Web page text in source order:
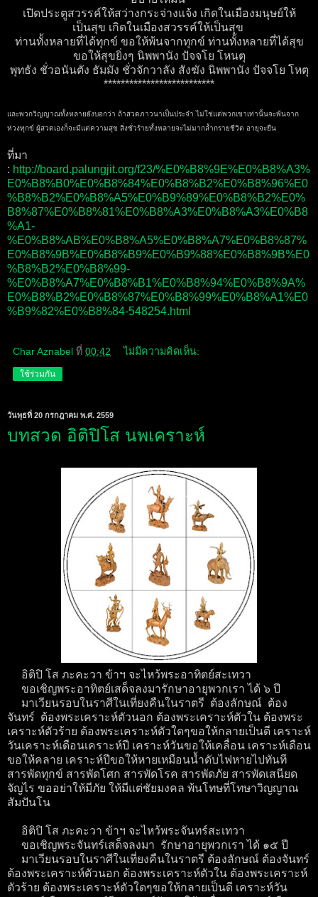
เปิดประตูสวรรค์ให้สว่างกระจ่างแจ้ง เกิดในเมืองมนุษย์ให้
เป็นสุข เกิดในเมืองสวรรค์ให้เป็นสุข
ท่านทั้งหลายที่ได้ทุกข์ ขอให้พ้นจากทุกข์ ท่านทั้งหลายที่ได้สุข
ขอให้สุขยิ่งๆ นิพพานัง ปัจจโย โหนตุ
พุทธัง ชั่วอนันตัง ธัมมัง ชั่วจักวาลัง สังฆัง นิพพานัง ปัจจโย โหตุ
**************************
และพวกวิญญาณทั้งหลายยังบอกว่า ถ้าสวดภาวนาเป็นประจำ ไม่ใช่แต่พวกเขาเท่านั้นจะพ้นจาก
ห่วงทุกข์ ผู้สวดเองก็จะมีแต่ความสุข สิ่งชั่วร้ายทั้งหลายจะไม่มากล้ำกรายชีวิต อายุจะยืน
ที่มา
: http://board.palungjit.org/f23/%E0%B8%9E%E0%B8%A3%
E0%B8%B0%E0%B8%84%E0%B8%B2%E0%B8%96%E0
%B8%B2%E0%B8%A5%E0%B9%89%E0%B8%B2%E0%
B8%87%E0%B8%81%E0%B8%A3%E0%B8%A3%E0%B8
%A1-
%E0%B8%AB%E0%B8%A5%E0%B8%A7%E0%B8%87%
E0%B8%9B%E0%B8%B9%E0%B9%88%E0%B8%9B%E0
%B8%B2%E0%B8%99-
%E0%B8%A7%E0%B8%B1%E0%B8%94%E0%B8%9A%
E0%B8%B2%E0%B8%87%E0%B8%99%E0%B8%A1%E0
%B9%82%E0%B8%84-548254.html
Char Aznabel ที่ 00:42 ไม่มีความคิดเห็น:
ใช้ร่วมกัน
วันพุธที่ 20 กรกฎาคม พ.ศ. 2559
บทสวด อิติปิโส นพเคราะห์
อิติปิ โส ภะคะวา ข้าฯ จะไหว้พระอาทิตย์สะเทวา
ขอเชิญพระอาทิตย์เสด็จลงมารักษาอายุพวกเรา ได้ ๖ ปี
มาเวียนรอบในราศีในเที่ยงคืนในราตรี ต้องลักษณ์ ต้อง
จันทร์ ต้องพระเคราะห์ตัวนอก ต้องพระเคราะห์ตัวใน ต้องพระ
เคราะห์ตัวร้าย ต้องพระเคราะห์ตัวใดๆขอให้กลายเป็นดี เคราะห์
วันเคราะห์เดือนเคราะห์ปี เคราะห์วันขอให้เคลื่อน เคราะห์เดือน
ขอให้คลาย เคราะห์ปีขอให้หายเหมือนน้ำดับไฟหายไปทันที
สารพัดทุกข์ สารพัดโศก สารพัดโรค สารพัดภัย สารพัดเสนียด
จัญไร ขออย่าให้มีภัย ให้มีแต่ชัยมงคล พ้นโทษที่โทษาวิญญาณ
สัมปันโน
อิติปิ โส ภะคะวา ข้าฯ จะไหว้พระจันทร์สะเทวา
ขอเชิญพระจันทร์เสด็จลงมา รักษาอายุพวกเรา ได้ ๑๕ ปี
มาเวียนรอบในราศีในเที่ยงคืนในราตรี ต้องลักษณ์ ต้องจันทร์
ต้องพระเคราะห์ตัวนอก ต้องพระเคราะห์ตัวใน ต้องพระเคราะห์
ตัวร้าย ต้องพระเคราะห์ตัวใดๆขอให้กลายเป็นดี เคราะห์วัน